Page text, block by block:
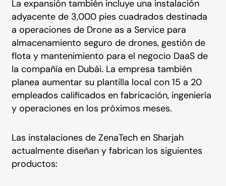
La expansión también incluye una instalación
adyacente de 3,000 pies cuadrados destinada
a operaciones de Drone as a Service para
almacenamiento seguro de drones, gestión de
flota y mantenimiento para el negocio DaaS de
la compañía en Dubái. La empresa también
planea aumentar su plantilla local con 15 a 20
empleados calificados en fabricación, ingeniería
y operaciones en los próximos meses.
Las instalaciones de ZenaTech en Sharjah
actualmente diseñan y fabrican los siguientes
productos: